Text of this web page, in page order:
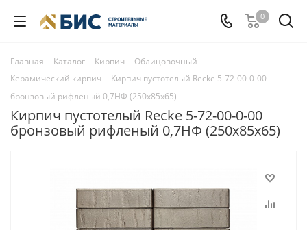
0
Главная - Каталог - Кирпич - Облицовочный -
Керамический кирпич - Кирпич пустотелый Recke 5-72-00-0-00
бронзовый рифленый 0,7НФ (250x85x65)
Кирпич пустотелый Recke 5-72-00-0-00
бронзовый рифленый 0,7НФ (250x85x65)